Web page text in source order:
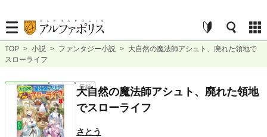
TOP > 小説 > ファンタジー小説 > 大自然の魔法師アシュト、廃れた領地で
スローライフ
ファンタジー 連載中 長編
大自然の魔法師アシュト、廃れた領地
でスローライフ
さとう